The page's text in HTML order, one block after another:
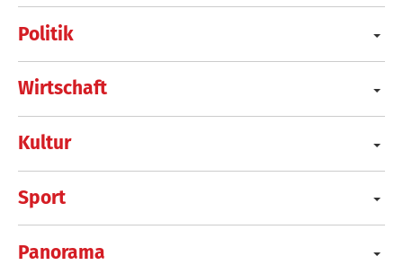
Politik
Wirtschaft
Kultur
Sport
Panorama